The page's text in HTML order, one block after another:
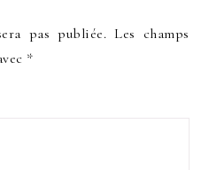
pas publiée. Les champs
*